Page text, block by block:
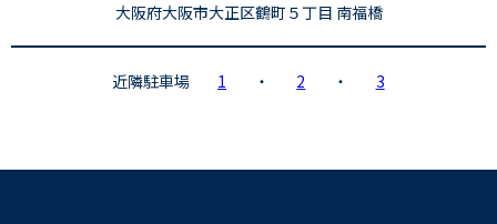
大阪府大阪市大正区鶴町５丁目 南福橋
近隣駐車場 1 ・ 2 ・ 3